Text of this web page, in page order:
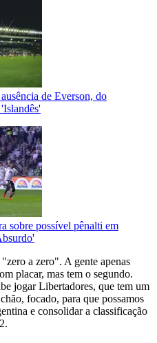
de Everson, do
sobre possível pênalti em
a zero". A gente apenas
placar, mas tem o segundo.
jogar Libertadores, que tem um
focado, para que possamos
e consolidar a classificação